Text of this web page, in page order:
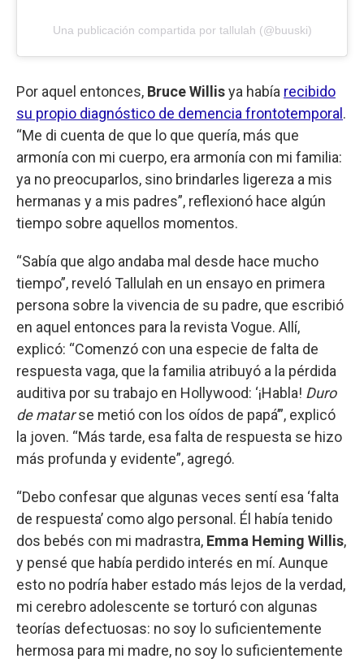
Una publicación compartida por tallulah (@buuski)
Por aquel entonces, Bruce Willisya había recibido
su propio diagnóstico de demencia frontotemporal .
“Me di cuenta de que lo que quería, más que
armonía con mi cuerpo, era armonía con mi familia:
ya no preocuparlos, sino brindarles ligereza a mis
hermanas y a mis padres”, reflexionó hace algún
tiempo sobre aquellos momentos.
“Sabía que algo andaba mal desde hace mucho
tiempo”, reveló Tallulah en un ensayo en primera
persona sobre la vivencia de su padre, que escribió
en aquel entonces para la revista Vogue. Allí,
explicó: “Comenzó con una especie de falta de
respuesta vaga, que la familia atribuyó a la pérdida
auditiva por su trabajo en Hollywood: ‘¡Habla! Duro
de matarse metió con los oídos de papá’”, explicó
la joven. “Más tarde, esa falta de respuesta se hizo
más profunda y evidente”, agregó.
“Debo confesar que algunas veces sentí esa ‘falta
de respuesta’ como algo personal. Él había tenido
dos bebés con mi madrastra, Emma Heming Willis,
y pensé que había perdido interés en mí. Aunque
esto no podría haber estado más lejos de la verdad,
mi cerebro adolescente se torturó con algunas
teorías defectuosas: no soy lo suficientemente
hermosa para mi madre, no soy lo suficientemente